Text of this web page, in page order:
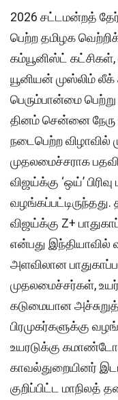
2026 சட்டமன்றத்
பெற்ற தமிழக
கம்யூனிஸ்ட்
யூனியன் முஸ்லிம்
பெரும்பான்மை
தினம் சென்னை நேரு
நடைபெற்ற
முதலமைச்சராக
விஜய்க்கு ‘ஒய்’ பிரிவு
விஜய்க்கு Z+
என்பது இந்தியாவில்
அளவிலான
முதலமைச்சர்கள்,
கடுமையான
பிரமுகர்களுக்கு
உயரடுக்கு
காவல்துறையினர்
குறிப்பிட்ட